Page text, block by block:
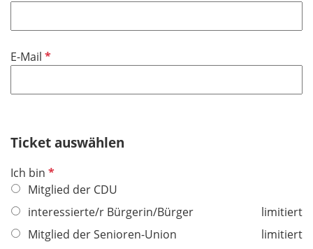
d
E-Mail P
h
f
e
l
Ticket auswählen
Ich bin P
f
c
Mitglied der CDU
interessierte/r Bürgerin/Bürger
limitiert
Mitglied der Senioren-Union
limitiert